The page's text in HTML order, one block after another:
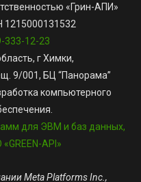
«Грин-АПИ»
1215000131532
333-12-23
г Химки,
9/001, БЦ “Панорама”
компьютерного
для ЭВМ и баз данных,
API»
Meta Platforms Inc.,